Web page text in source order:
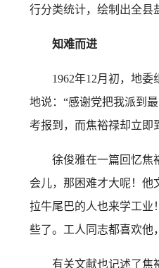
行分类统计，绘制出全县
知难而进
1962年12月初，地委组
地说：“感谢党把我派到
考报到，而焦裕禄却立即
徐俊雅在一篇回忆焦裕
会儿，那困难才大呢！他
拉牛尾巴的人也来学工业
些了。工人同志都喜欢他
有关文献也记述了焦裕